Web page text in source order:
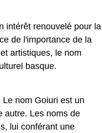
intérêt renouvelé pour la
de l'importance de la
artistiques, le nom
basque.
nom Goiuri est un
autre. Les noms de
lui conférant une